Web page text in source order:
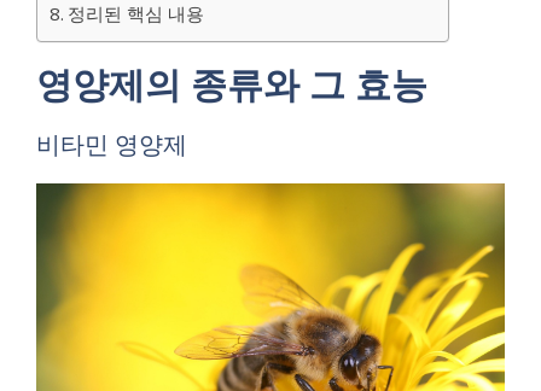
정리된 핵심 내용
영양제의 종류와 그 효능
비타민 영양제